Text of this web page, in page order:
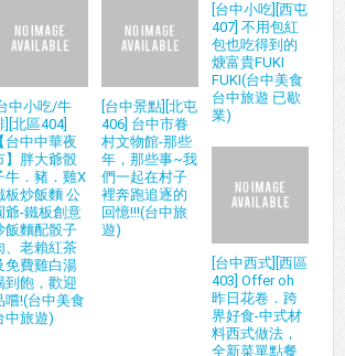
中小吃/牛
][北區404]
【台中中華夜
】胖大爺骰
牛．豬．雞X
板炒飯麵 公
爺-鐵板創意
飯麵配骰子
、老賴紅茶
免費雞白湯
到飽，歡迎
嚐!(台中美食
中旅遊)
[台中景點][北屯
406] 台中市眷
村文物館-那些
年，那些事~我
們一起在村子
裡奔跑追逐的
回憶!!!(台中旅
遊)
[台中小吃][西屯
407] 不用包紅
包也吃得到的
焿富貴FUKI
FUKI(台中美食
台中旅遊 已歇
業)
[台中西式][西區
403] Offer oh
昨日花卷．跨
界好食-中式材
料西式做法，
全新菜單點餐